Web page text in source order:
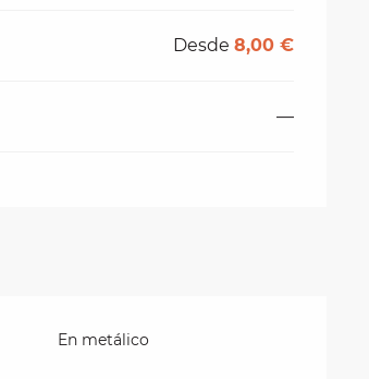
Desde8,00 €
—
En metálico